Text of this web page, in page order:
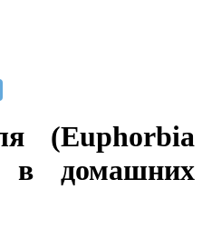
(Euphorbia
домашних